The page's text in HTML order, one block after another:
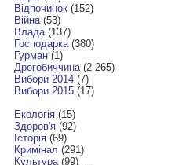
Відпочинок(152)
Війна(53)
Влада(137)
Господарка(380)
Гурман(1)
Дрогобиччина(2 265)
Вибори 2014(7)
Вибори 2015(17)
Екологія(15)
Здоров'я(92)
Історія(69)
Кримінал (291)
Культура(99)